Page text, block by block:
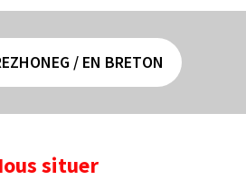
/ EN BRETON
situer